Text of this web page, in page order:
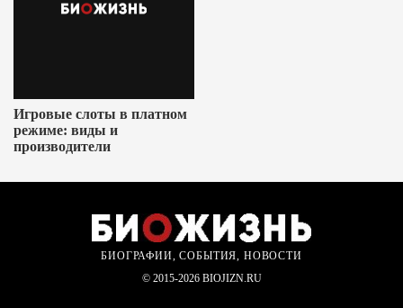
Игровые слоты в платном
режиме: виды и
производители
БИОГРАФИИ, СОБЫТИЯ, НОВОСТИ
© 2015-2026 BIOJIZN.RU